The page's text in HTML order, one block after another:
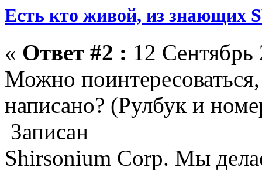
Есть кто живой, из знающих
« Ответ #2 : 12
Можно поинтересоваться,
написано? (Рулбук и
Записан
Shirsonium Corp. Мы